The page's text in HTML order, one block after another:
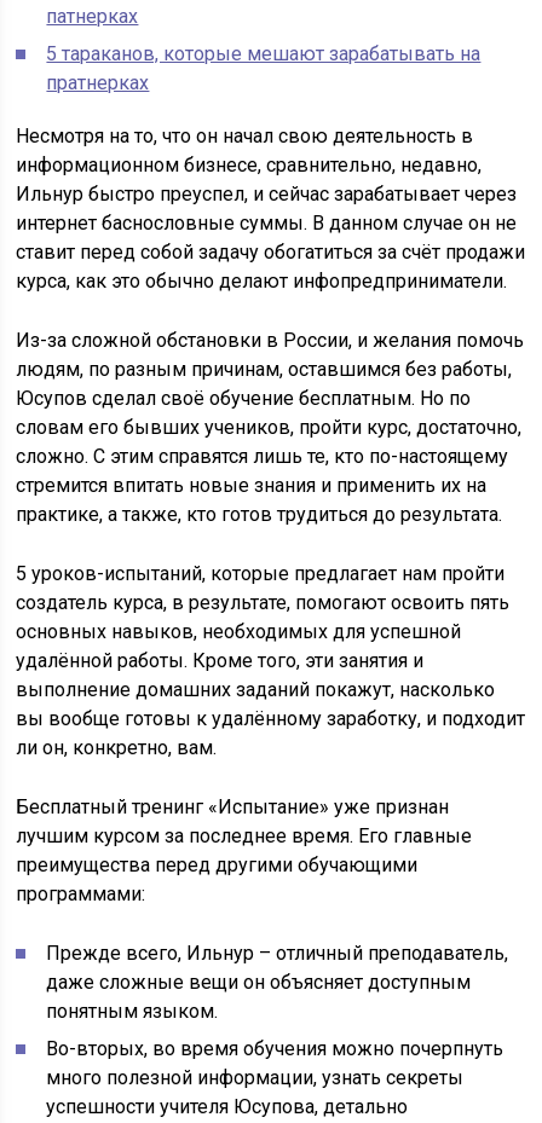
патнерках
5 тараканов, которые мешают зарабатывать на
пратнерках
Несмотря на то, что он начал свою деятельность в
информационном бизнесе, сравнительно, недавно,
Ильнур быстро преуспел, и сейчас зарабатывает через
интернет баснословные суммы. В данном случае он не
ставит перед собой задачу обогатиться за счёт продажи
курса, как это обычно делают инфопредприниматели.
Из-за сложной обстановки в России, и желания помочь
людям, по разным причинам, оставшимся без работы,
Юсупов сделал своё обучение бесплатным. Но по
словам его бывших учеников, пройти курс, достаточно,
сложно. С этим справятся лишь те, кто по-настоящему
стремится впитать новые знания и применить их на
практике, а также, кто готов трудиться до результата.
5 уроков-испытаний, которые предлагает нам пройти
создатель курса, в результате, помогают освоить пять
основных навыков, необходимых для успешной
удалённой работы. Кроме того, эти занятия и
выполнение домашних заданий покажут, насколько
вы вообще готовы к удалённому заработку, и подходит
ли он, конкретно, вам.
Бесплатный тренинг «Испытание» уже признан
лучшим курсом за последнее время. Его главные
преимущества перед другими обучающими
программами:
Прежде всего, Ильнур – отличный преподаватель,
даже сложные вещи он объясняет доступным
понятным языком.
Во-вторых, во время обучения можно почерпнуть
много полезной информации, узнать секреты
успешности учителя Юсупова, детально